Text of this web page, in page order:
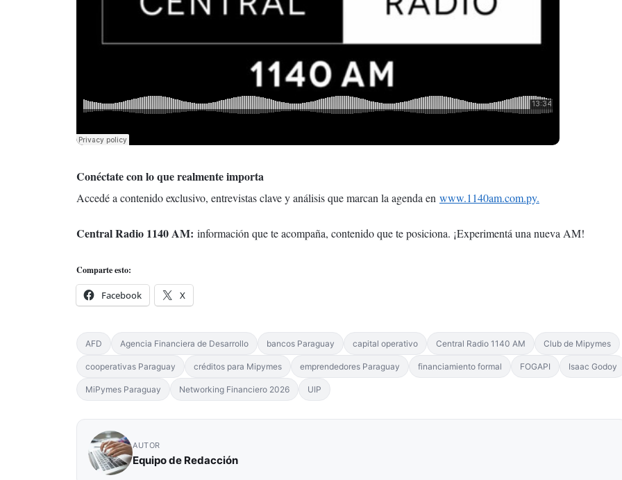
Conéctate con lo que realmente importa
Accedé a contenido exclusivo, entrevistas clave y análisis que marcan la agenda en www.1140am.com.py.
Central Radio 1140 AM: información que te acompaña, contenido que te posiciona. ¡Experimentá una nueva AM!
Comparte esto:
Facebook X
AFD Agencia Financiera de Desarrollo bancos Paraguay capital operativo Central Radio 1140 AM Club de Mipymes
cooperativas Paraguay créditos para Mipymes emprendedores Paraguay financiamiento formal FOGAPI Isaac Godoy
MiPymes Paraguay Networking Financiero 2026 UIP
AUTOR
Equipo de Redacción